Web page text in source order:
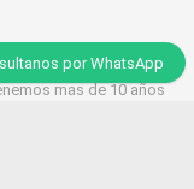
por WhatsApp
mas de 10 años